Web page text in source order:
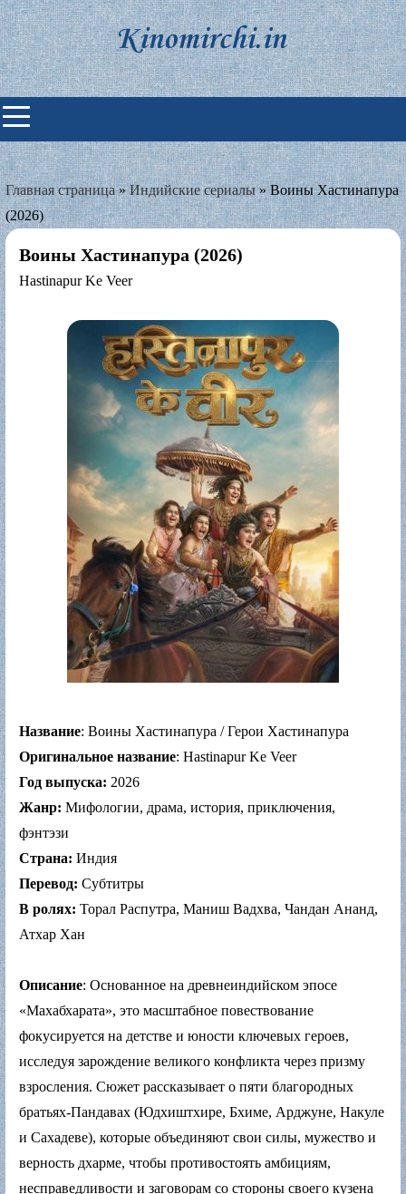
Skip
to
content
Индийские фильмы смотреть
онлайн
Главная страница»Индийские сериалы»Воины Хастинапура
(2026)
Воины Хастинапура (2026)
Hastinapur Ke Veer
Название: Воины Хастинапура / Герои Хастинапура
Оригинальное название: Hastinapur Ke Veer
Год выпуска: 2026
Жанр: Мифологии, драма, история, приключения,
фэнтэзи
Страна: Индия
Перевод: Субтитры
В ролях: Торал Распутра, Маниш Вадхва, Чандан Ананд,
Атхар Хан
Описание: Основанное на древнеиндийском эпосе
«Махабхарата», это масштабное повествование
фокусируется на детстве и юности ключевых героев,
исследуя зарождение великого конфликта через призму
взросления. Сюжет рассказывает о пяти благородных
братьях-Пандавах (Юдхиштхире, Бхиме, Арджуне, Накуле
и Сахадеве), которые объединяют свои силы, мужество и
верность дхарме, чтобы противостоять амбициям,
несправедливости и заговорам со стороны своего кузена